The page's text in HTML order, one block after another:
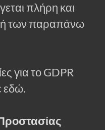
πλήρη και
των παραπάνω
για το GDPR
εδώ.